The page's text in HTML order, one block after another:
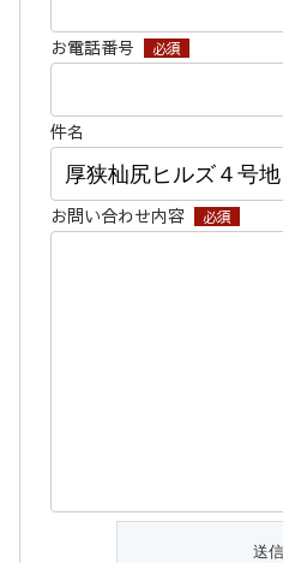
お電話番号 必須
件名
お問い合わせ内容 必須